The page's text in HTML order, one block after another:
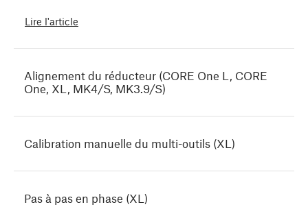
Lire l'article
Alignement du réducteur (CORE One L, CORE
One, XL, MK4/S, MK3.9/S)
Calibration manuelle du multi-outils (XL)
Pas à pas en phase (XL)